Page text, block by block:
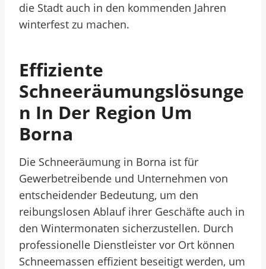
die Stadt auch in den kommenden Jahren
winterfest zu machen.
Effiziente
Schneeräumungslösunge
N In Der Region Um
Borna
Die Schneeräumung in Borna ist für
Gewerbetreibende und Unternehmen von
entscheidender Bedeutung, um den
reibungslosen Ablauf ihrer Geschäfte auch in
den Wintermonaten sicherzustellen. Durch
professionelle Dienstleister vor Ort können
Schneemassen effizient beseitigt werden, um